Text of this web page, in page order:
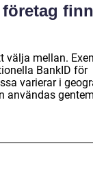
välja mellan.
BankID för
varierar i
användas